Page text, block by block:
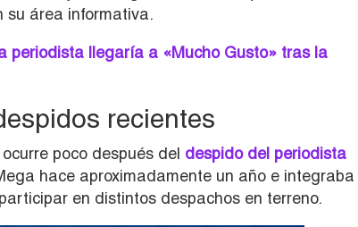
su área informativa.
periodista llegaría a «Mucho Gusto» tras la
recientes
ocurre poco después del despido del periodista
hace aproximadamente un año e integraba
en distintos despachos en terreno.